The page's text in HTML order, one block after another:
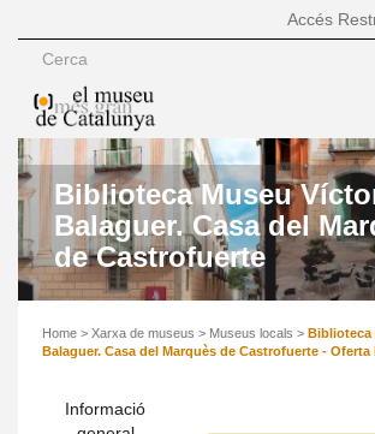
Accés
Biblioteca Museu
Balaguer. Casa del
de Castrofuerte
Home > Xarxa de museus > Museus locals > Biblioteca
Balaguer. Casa del Marquès de Castrofuerte - Oferta
Informació